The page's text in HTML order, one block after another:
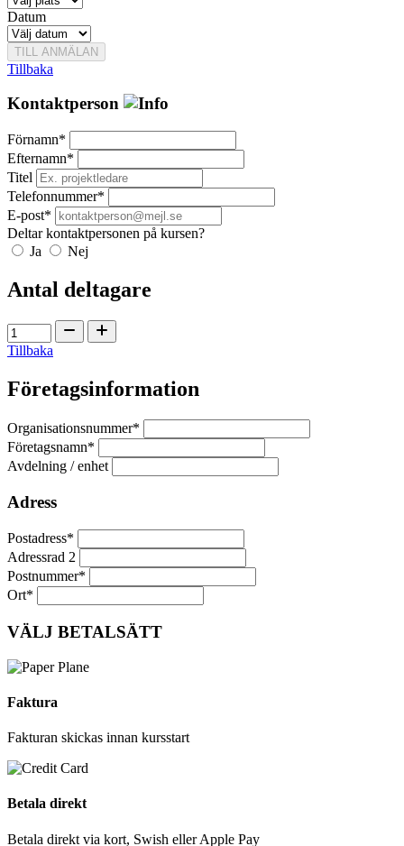
Datum
TILL ANMÄLAN
Tillbaka
Kontaktperson
Förnamn*
Efternamn*
Titel
Telefonnummer*
E-post*
Deltar kontaktpersonen på kursen?
Ja
Nej
Antal deltagare
Tillbaka
Företagsinformation
Organisationsnummer*
Företagsnamn*
Avdelning / enhet
Adress
Postadress*
Adressrad 2
Postnummer*
Ort*
VÄLJ BETALSÄTT
Faktura
Fakturan skickas innan kursstart
Betala direkt
Betala direkt via kort, Swish eller Apple Pay